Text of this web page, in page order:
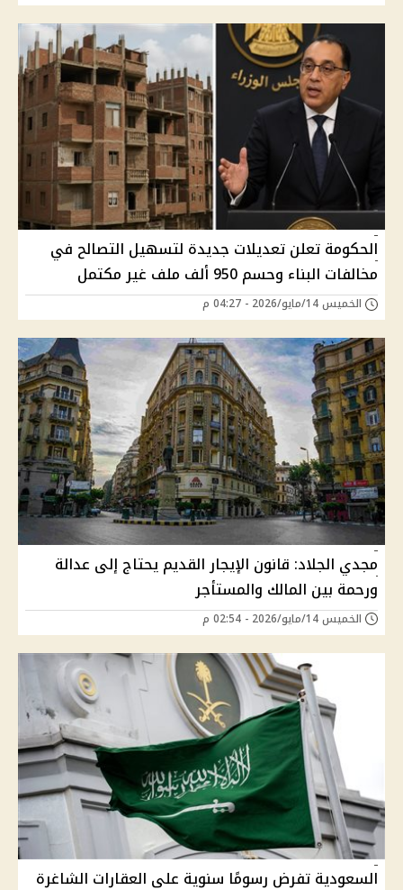
الحكومة تعلن تعديلات جديدة لتسهيل التصالح في
مخالفات البناء وحسم 950 ألف ملف غير مكتمل
الخميس 14/مايو/2026 - 04:27 م
مجدي الجلاد: قانون الإيجار القديم يحتاج إلى عدالة
ورحمة بين المالك والمستأجر
الخميس 14/مايو/2026 - 02:54 م
السعودية تفرض رسومًا سنوية على العقارات الشاغرة